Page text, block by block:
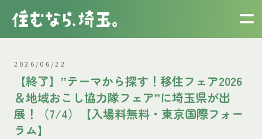
2026/06/22
【終了】”テーマから探す！移住フェア2026
＆地域おこし協力隊フェア”に埼玉県が出
展！（7/4）【入場料無料・東京国際フォー
ラム】